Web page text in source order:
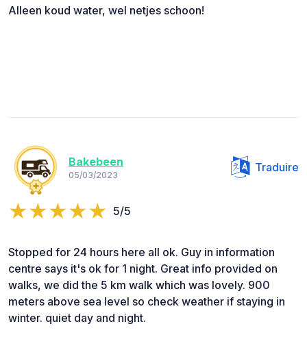
Alleen koud water, wel netjes schoon!
Bakebeen
05/03/2023
Traduire
5/5
Stopped for 24 hours here all ok. Guy in information
centre says it's ok for 1 night. Great info provided on
walks, we did the 5 km walk which was lovely. 900
meters above sea level so check weather if staying in
winter. quiet day and night.